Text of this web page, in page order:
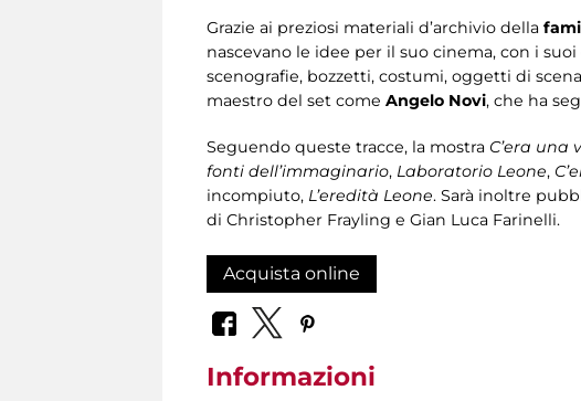
Grazie ai preziosi materiali d’archivio della
nascevano le idee per il suo cinema, con i
scenografie, bozzetti, costumi, oggetti di
maestro del set come Angelo Novi, che ha
Seguendo queste tracce, la mostra C’era una
fonti dell’immaginario, Laboratorio Leone,
incompiuto, L’eredità Leone. Sarà inoltre
di Christopher Frayling e Gian Luca Farinelli.
Acquista online
Informazioni